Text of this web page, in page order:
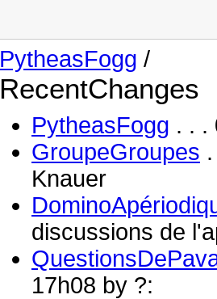
PytheasFogg /
RecentChanges
PytheasFogg . . .
GroupeGroupes
Knauer
discussions de
17h08 by ?: